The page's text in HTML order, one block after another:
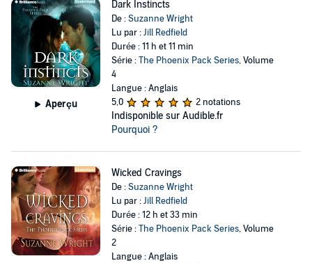
Aperçu
Dark Instincts
De :Suzanne Wright
Lu par :Jill Redfield
Durée : 11 h et 11 min
Série :The Phoenix Pack Series, Volume
4
Langue : Anglais
5,0
2 notations
Indisponible sur Audible.fr
Pourquoi ?
Wicked Cravings
De :Suzanne Wright
Lu par :Jill Redfield
Durée : 12 h et 33 min
Série :The Phoenix Pack Series, Volume
2
Langue : Anglais